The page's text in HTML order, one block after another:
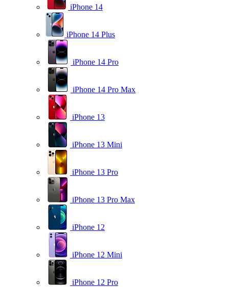
iPhone 14
iPhone 14 Plus
iPhone 14 Pro
iPhone 14 Pro Max
iPhone 13
iPhone 13 Mini
iPhone 13 Pro
iPhone 13 Pro Max
iPhone 12
iPhone 12 Mini
iPhone 12 Pro